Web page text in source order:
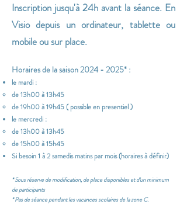
Inscription jusqu'à 24h avant la séance. En
Visio depuis un ordinateur, tablette ou
mobile ou sur place.
Horaires de la saison2024 - 2025* :
le mardi :
de 13h00 à 13h45
de 19h00 à 19h45 ( possible en presentiel )
le mercredi :
de 13h00 à 13h45
de 15h00 à 15h45
Si besoin 1 à 2 samedis matins par mois (horaires à définir)
* Sous réserve de modification, de place disponibles et d'un minimum
de participants
* Pas de séance pendant les vacances scolaires de la zone C.